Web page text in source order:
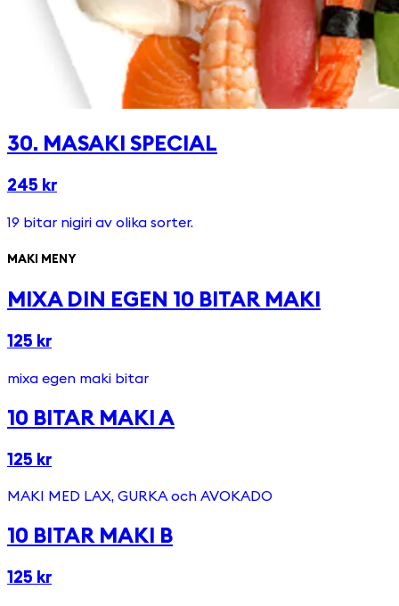
30. MASAKI SPECIAL
245 kr
19 bitar nigiri av olika sorter.
MAKI MENY
MIXA DIN EGEN 10 BITAR MAKI
125 kr
mixa egen maki bitar
10 BITAR MAKI A
125 kr
MAKI MED LAX, GURKA och AVOKADO
10 BITAR MAKI B
125 kr